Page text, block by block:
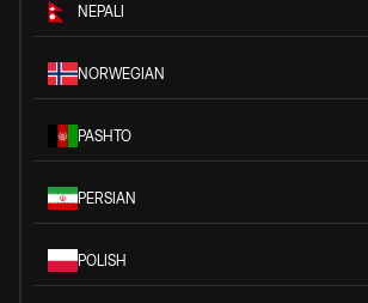
NEPALI
NORWEGIAN
PASHTO
PERSIAN
POLISH